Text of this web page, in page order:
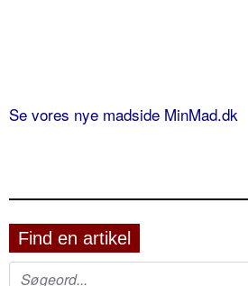
Se vores nye madside MinMad.dk
Find en artikel